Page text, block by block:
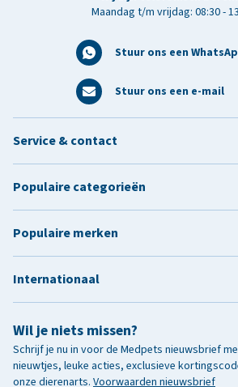
Maandag t/m vrijdag: 08:30 -
Stuur ons een
Stuur ons een e-mail
Wil je niets missen?
Schrijf je nu in voor de Medpets nieuwsbrief
nieuwtjes, leuke acties, exclusieve
onze dierenarts. Voorwaarden nieuwsbrief
Service & contact
Populaire categorieën
Populaire merken
Internationaal